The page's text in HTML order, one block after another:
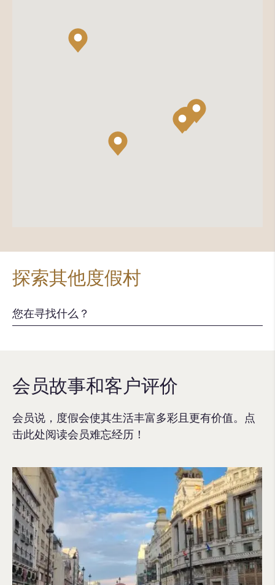
探索其他度假村
会员故事和客户评价
会员说，度假会使其生活丰富多彩且更有价值。点
击此处阅读会员难忘经历！